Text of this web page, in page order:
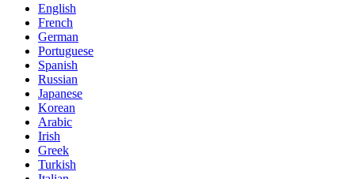
English
French
German
Portuguese
Spanish
Russian
Japanese
Korean
Arabic
Irish
Greek
Turkish